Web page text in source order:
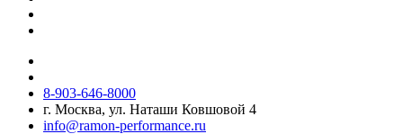
8-903-646-8000
г. Москва, ул. Наташи Ковшовой 4
info@ramon-performance.ru